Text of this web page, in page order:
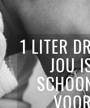
1 LITER
JOU